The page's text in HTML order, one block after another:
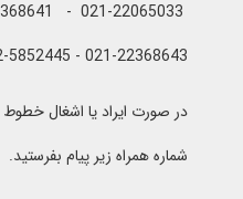
021-22368643 - 0912-5852445
شماره همراه زیر پیام بفرستید.